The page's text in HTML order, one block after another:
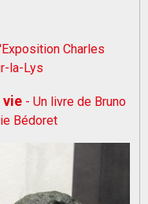
Charles
la-Lys
vie- Un livre de Bruno
Bédoret